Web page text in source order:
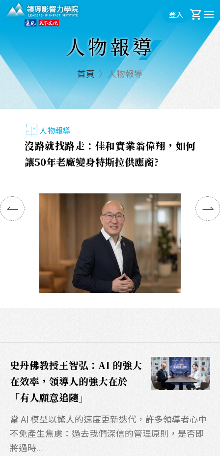
領導影響力學院
購
登入
人物報導
首頁 人物報導
人物報導
沒路就找路走：佳和實業翁偉翔，如何
讓50年老廠變身特斯拉供應商?
史丹佛教授王智弘：AI 的強大
在效率，領導人的強大在於
「有人願意追隨」
當 AI 模型以驚人的速度更新迭代，許多領導者心中
不免產生焦慮：過去我們深信的管理原則，是否即
將過時...
LINE官方帳號